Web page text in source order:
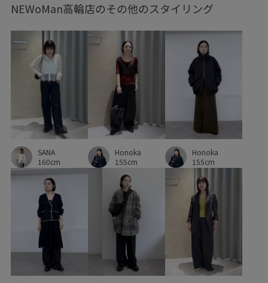
ワイドパンツ 上品 光沢感 夏にぴったり
夏らしい素材 女性らしさ 幅広 抜け感 洗濯OK
洗濯機で洗える 程よいゆとり 肌離れが良い
足捌きが楽
NEWoMan高輪店のその他のスタイリング
SANA
160cm
Honoka
155cm
Honoka
155cm